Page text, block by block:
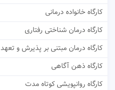
کارگاه خانواده درمانی
کارگاه درمان شناختی رفتاری
کارگاه درمان مبتنی بر پذیرش و تعهد
کارگاه ذهن آگاهی
کارگاه روانپویشی کوتاه مدت